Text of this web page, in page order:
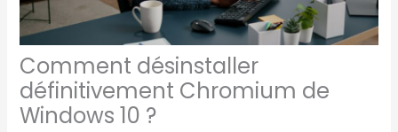
Comment désinstaller
définitivement Chromium de
Windows 10 ?